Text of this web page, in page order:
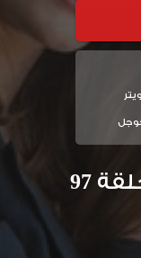
مسلسل حب عبر الزمن الحلقة 97